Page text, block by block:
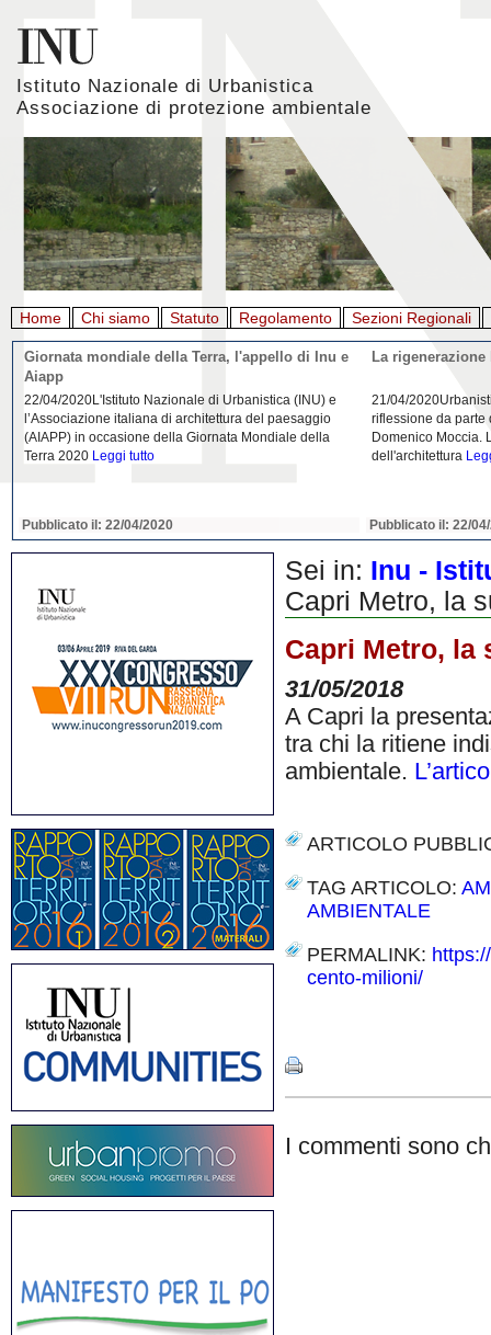
Istituto Nazionale di Urbanistica
Associazione di protezione ambientale
Home Chi siamo Statuto Regolamento Sezioni Regionali
Giornata mondiale della Terra, l'appello di Inu e
Aiapp
22/04/2020L'Istituto Nazionale di Urbanistica (INU) e
l’Associazione italiana di architettura del paesaggio
(AIAPP) in occasione della Giornata Mondiale della
Terra 2020 Leggi tutto
Pubblicato il: 22/04/2020
La
21/04/
riflessione da parte
Domenico Moccia.
dell'architettura
Pubblicato il: 22/
Sei in: Inu -
Capri Metro, la
Capri Metro, la
31/05/2018
A Capri la
tra chi la ritiene
ambientale.
ARTICOLO
TAG ARTICOLO:
AMBIENTALE
PERMALINK:
cento-milioni/
I commenti sono